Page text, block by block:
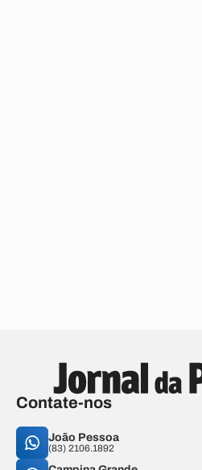
Contate-nos
João Pessoa
(83) 2106.1892